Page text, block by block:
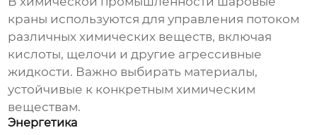
краны используются для управления потоком
различных химических веществ, включая
кислоты, щелочи и другие агрессивные
жидкости. Важно выбирать материалы,
устойчивые к конкретным химическим
веществам.
Энергетика